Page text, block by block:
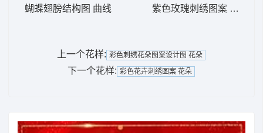
蝴蝶翅膀结构图 曲线 紫色玫瑰刺绣图案 靓花
上一个花样: 彩色刺绣花朵图案设计图 花朵
下一个花样: 彩色花卉刺绣图案 花朵